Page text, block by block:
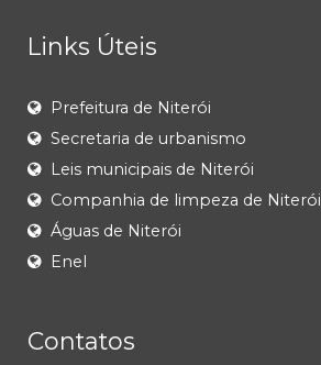
Links Úteis
Prefeitura de Niterói
Secretaria de urbanismo
Leis municipais de Niterói
Companhia de limpeza de Niterói
Águas de Niterói
Enel
Contatos